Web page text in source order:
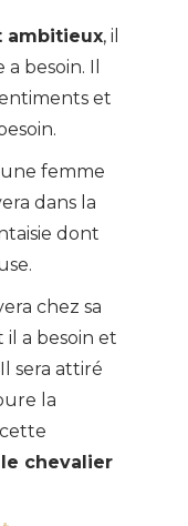
ambitieux, il
besoin. Il
et
femme
dans la
dont
chez sa
il a besoin et
sera attiré
la
le chevalier